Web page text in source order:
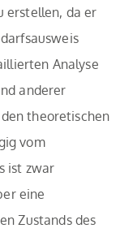
erstellen, da er
Analyse
anderer
theoretischen
vom
ist zwar
eine
Zustands des